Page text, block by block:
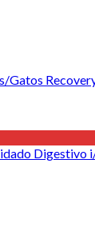
Gatos